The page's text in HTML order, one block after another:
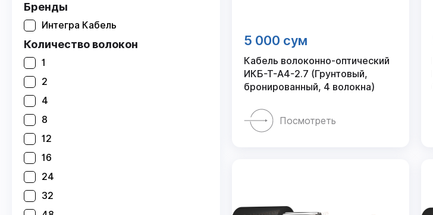
Бренды
Интегра Кабель
Количество волокон
1
2
4
8
12
16
24
32
5 000 сум
Кабель волоконно-оптический
ИКБ-Т-А4-2.7 (Грунтовый,
бронированный, 4 волокна)
Посмотреть